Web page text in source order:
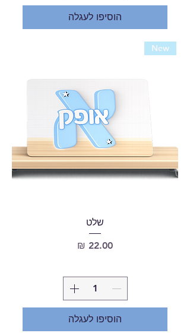
הוסיפו לעגלה
New
שלט
מחיר
הוסיפו לעגלה